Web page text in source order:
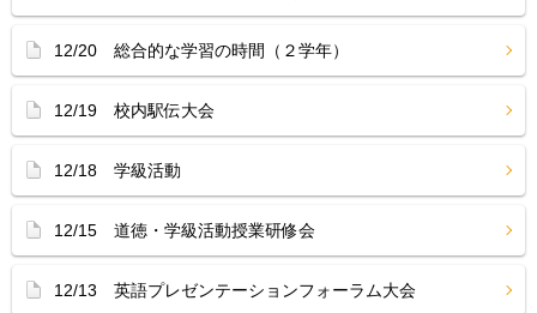
12/20 総合的な学習の時間（２学年）
12/19 校内駅伝大会
12/18 学級活動
12/15 道徳・学級活動授業研修会
12/13 英語プレゼンテーションフォーラム大会